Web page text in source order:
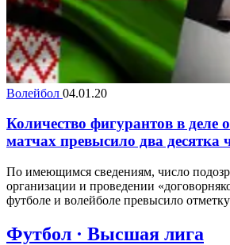
Волейбол 04.01.20
Количество фигурантов в деле
матчах превысило два десятка
По имеющимся сведениям, число
организации и проведении
футболе и волейболе превысило отметку
Футбол · Высшая лига